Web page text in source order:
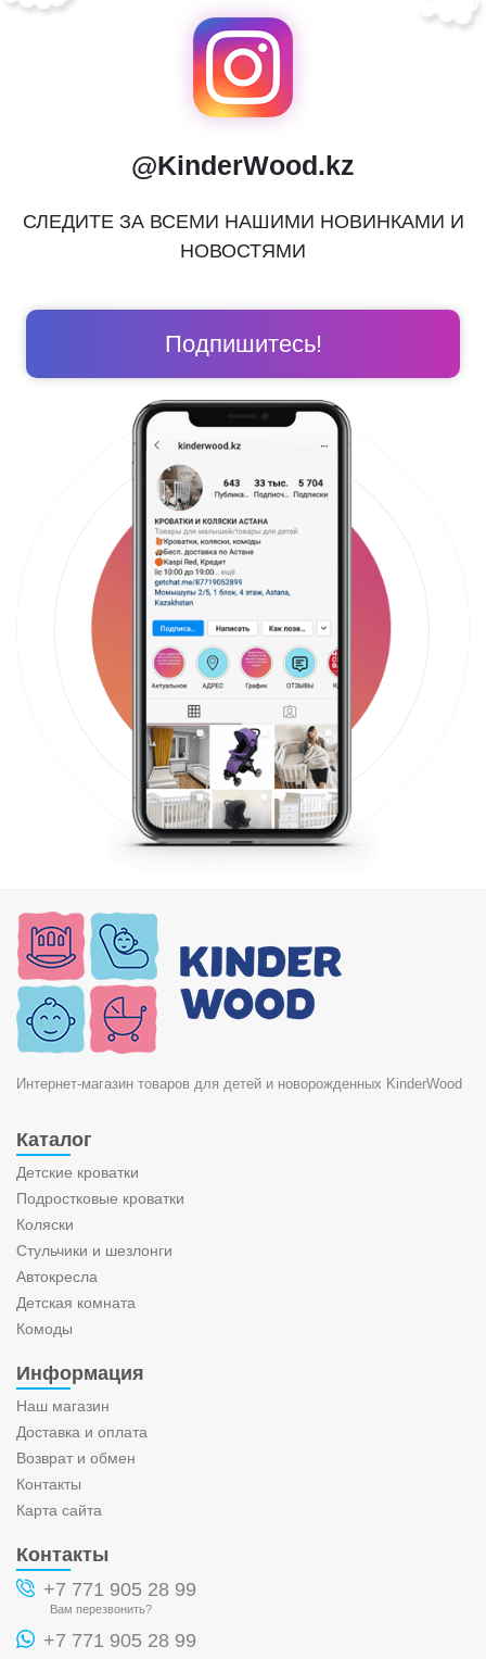
@KinderWood.kz
СЛЕДИТЕ ЗА ВСЕМИ НАШИМИ НОВИНКАМИ И
НОВОСТЯМИ
Подпишитесь!
Интернет-магазин товаров для детей и новорожденных KinderWood
Каталог
Детские кроватки
Подростковые кроватки
Коляски
Стульчики и шезлонги
Автокресла
Детская комната
Комоды
Информация
Наш магазин
Доставка и оплата
Возврат и обмен
Контакты
Карта сайта
Контакты
+7 771 905 28 99
Вам перезвонить?
+7 771 905 28 99